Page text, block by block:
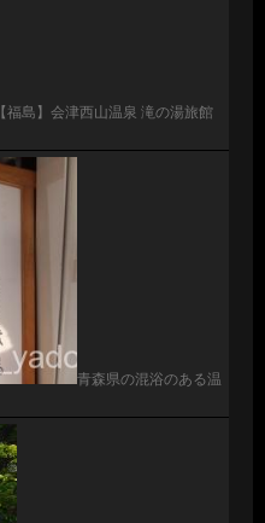
【福島】会津西山温泉 滝の湯旅館
青森県の混浴のある温